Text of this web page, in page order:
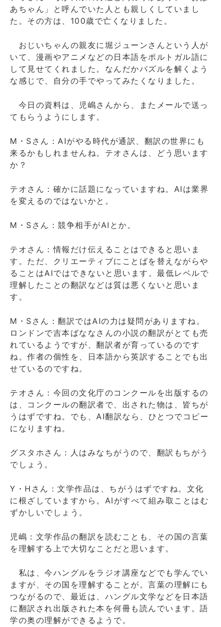
あちゃん」と呼んでいた人とも親しくしていまし
た。その方は、100歳で亡くなりました。
おじいちゃんの親友に堀ジューンさんという人が
いて、漫画やアニメなどの日本語をポルトガル語に
して見せてくれました。なんだかパズルを解くよう
な感じで、自分の手でやってみたくなりました。
今日の資料は、児嶋さんから、またメールで送っ
てもらうようにします。
M・Sさん：AIがやる時代が通訳、翻訳の世界にも
来るかもしれませんね。テオさんは、どう思います
か？
テオさん：確かに話題になっていますね。AIは業界
を変えるのではないかと。
M・Sさん：競争相手がAIとか。
テオさん：情報だけ伝えることはできると思いま
す。ただ、クリエーティブにことばを替えながらや
ることはAIではできないと思います。最低レベルで
理解したことの翻訳などは質は悪くないと思いま
す。
M・Sさん：翻訳ではAIの力は疑問がありますね。
ロンドンで吉本ばななさんの小説の翻訳がとても売
れているようですが、翻訳者が育っているのです
ね。作者の個性を、日本語から英訳することでも出
せているのですね。
テオさん：今回の文化庁のコンクールを出版するの
は、コンクールの翻訳者で、出された物は、皆ちが
うはずですね。でも、AI翻訳なら、ひとつでコピー
になりますね。
グスタホさん：人はみなちがうので、翻訳もちがう
でしょう。
Y・Hさん：文学作品は、ちがうはずですね。文化
に根ざしていますから。AIがすべて組み取ことはむ
ずかしいでしょう。
児嶋：文学作品の翻訳を読むことも、その国の言葉
を理解する上で大切なことだと思います。
私は、今ハングルをラジオ講座などでも学んでい
ますが、その国を理解することが。言葉の理解にも
つながるので、最近は、ハングル文学などを日本語
に翻訳され出版された本を何冊も読んでいます。語
学の奥の理解ができるようで。